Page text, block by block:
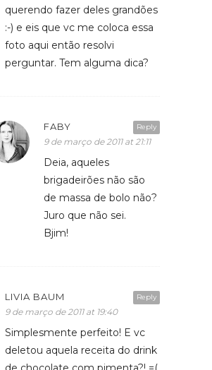
querendo fazer deles grandões
:-) e eis que vc me coloca essa
foto aqui então resolvi
perguntar. Tem alguma dica?
Reply
FABY
9 de março de 2011 at 21:11
Deia, aqueles
brigadeirões não são
de massa de bolo não?
Juro que não sei.
Bjim!
Reply
LIVIA BAUM
9 de março de 2011 at 19:40
Simplesmente perfeito! E vc
deletou aquela receita do drink